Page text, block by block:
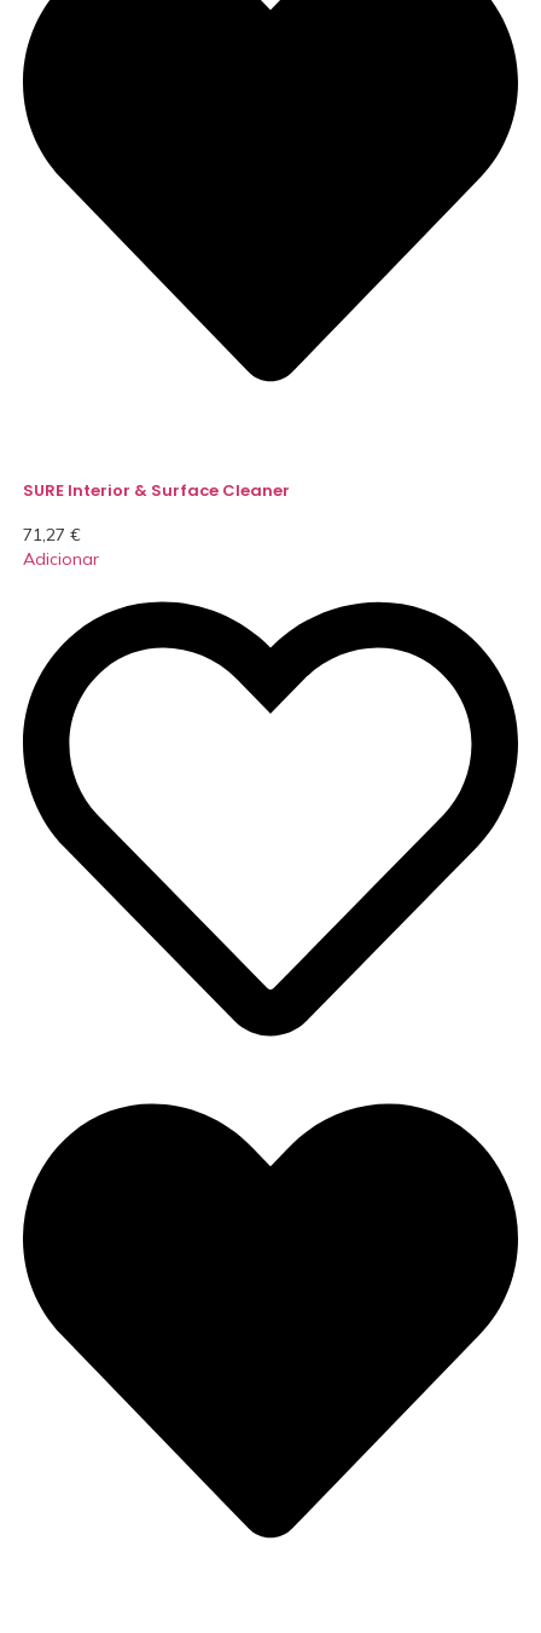
SURE Interior & Surface Cleaner
71,27 €
Adicionar